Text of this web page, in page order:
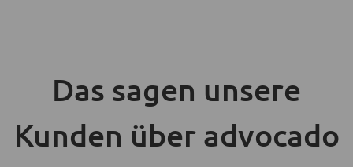
Das sagen unsere
Kunden über advocado